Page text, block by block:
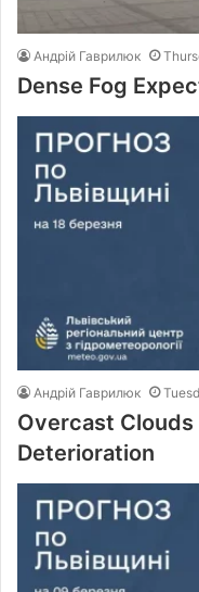
Андрій Гаврилюк
Dense Fog
Андрій Гаврилюк
Overcast
Deterioration